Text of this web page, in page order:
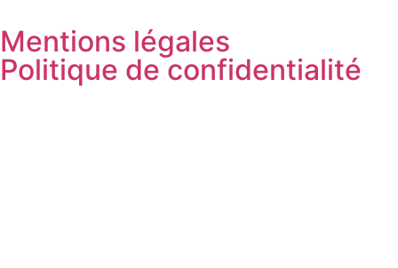
Mentions légales
Politique de confidentialité